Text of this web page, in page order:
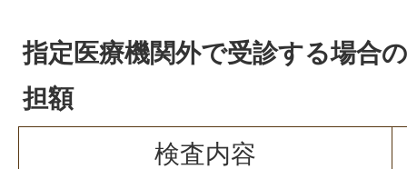
指定医療機関外で受診する場合
担額
検査内容